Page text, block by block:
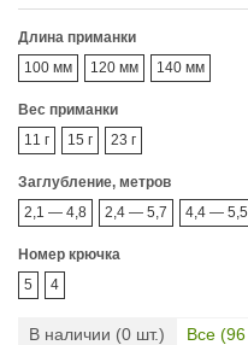
Длина приманки
100 мм
120 мм 140 мм
Вес приманки
11 г
15 г 23 г
Заглубление, метров
2,1 — 4,8
2,4 — 5,7 4,4 — 5,5
Номер крючка
5
4
В наличии (0 шт.) Все (96